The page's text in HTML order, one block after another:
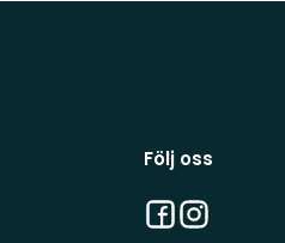
Följ oss
Facebook
Instagram